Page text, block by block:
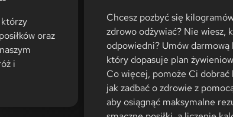
oraz
i
Chcesz pozbyć się
zdrowo odżywiać? Nie wiesz,
odpowiedni? Umów
który dopasuje plan
Co więcej, pomoże Ci
jak zadbać o zdrowie z
aby osiągnąć maksymalne